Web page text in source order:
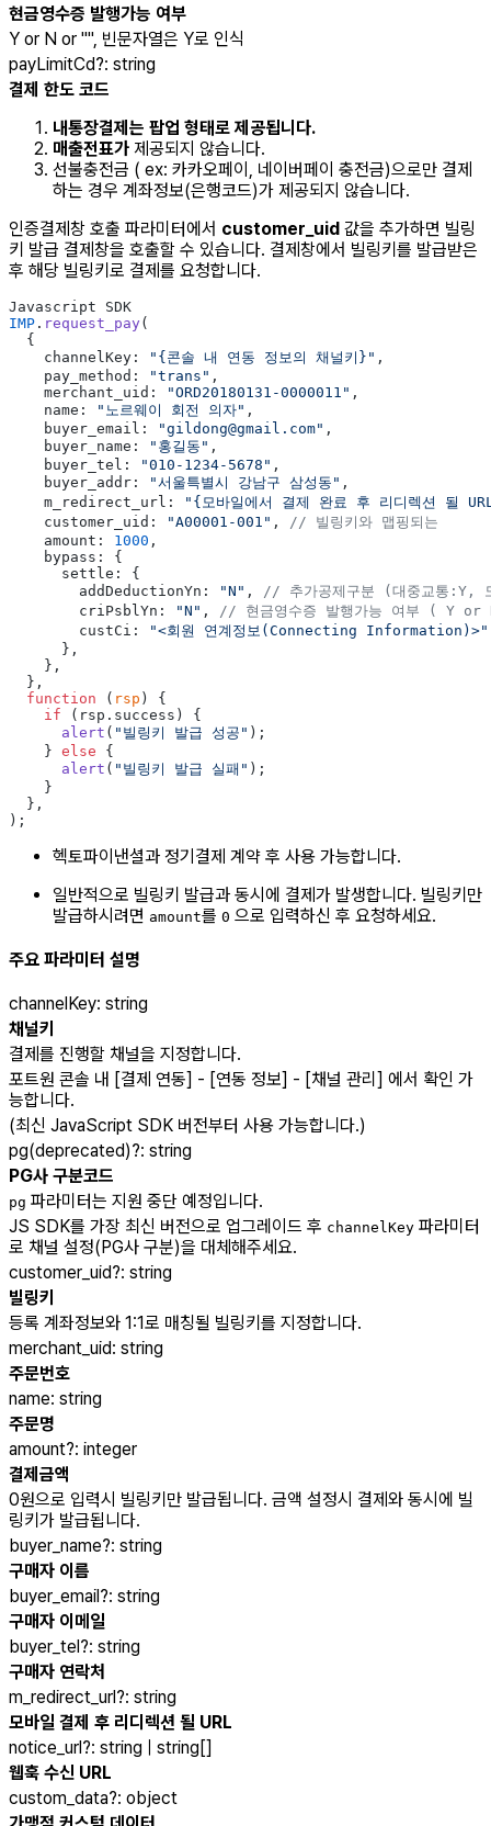
현금영수증 발행가능 여부
Y or N or "", 빈문자열은 Y로 인식
payLimitCd?: string
결제 한도 코드
내통장결제는 팝업 형태로 제공됩니다.
매출전표가 제공되지 않습니다.
선불충전금 ( ex: 카카오페이, 네이버페이 충전금)으로만 결제
하는 경우 계좌정보(은행코드)가 제공되지 않습니다.
인증결제창 호출 파라미터에서 customer_uid 값을 추가하면 빌링
키 발급 결제창을 호출할 수 있습니다. 결제창에서 빌링키를 발급받은
후 해당 빌링키로 결제를 요청합니다.
Javascript SDK
IMP . request_pay(
  {
    channelKey:
"{콘솔 내 연동 정보의 채널키}" ,
    pay_method:
"trans" ,
    merchant_uid:
"ORD20180131-0000011" ,
    name:
"노르웨이 회전 의자" ,
    buyer_email:
"gildong@gmail.com" ,
    buyer_name:
"홍길동" ,
    buyer_tel:
"010-1234-5678" ,
    buyer_addr:
"서울특별시 강남구 삼성동" ,
    m_redirect_url:
"{모바일에서 결제 완료 후 리디렉션 될
    customer_uid:
"A00001-001" ,
// 빌링키와 맵핑되는
    amount:
1000 ,
    bypass: {
      settle: {
        addDeductionYn:
"N" ,
// 추가공제구분 (대중교통:Y,
        criPsblYn:
"N" ,
// 현금영수증 발행가능 여부 ( Y or
        custCi:
"<회원 연계정보(Connecting Information)>"
      },
    },
  },
  function
( rsp ) {
    if
(rsp.success) {
      alert
( "빌링키 발급 성공" );
    }
else {
      alert
( "빌링키 발급 실패" );
    }
  },
);
헥토파이낸셜과 정기결제 계약 후 사용 가능합니다.
일반적으로 빌링키 발급과 동시에 결제가 발생합니다. 빌링키만
발급하시려면 amount를 0 으로 입력하신 후 요청하세요.
주요 파라미터 설명
channelKey: string
채널키
결제를 진행할 채널을 지정합니다.
포트원 콘솔 내 [결제 연동] - [연동 정보] - [채널 관리] 에서 확인 가
능합니다.
(최신 JavaScript SDK 버전부터 사용 가능합니다.)
pg(deprecated)?: string
PG사 구분코드
pg 파라미터는 지원 중단 예정입니다.
JS SDK를 가장 최신 버전으로 업그레이드 후 channelKey 파라미터
로 채널 설정(PG사 구분)을 대체해주세요.
customer_uid?: string
빌링키
등록 계좌정보와 1:1로 매칭될 빌링키를 지정합니다.
merchant_uid: string
주문번호
name: string
주문명
amount?: integer
결제금액
0원으로 입력시 빌링키만 발급됩니다. 금액 설정시 결제와 동시에 빌
링키가 발급됩니다.
buyer_name?: string
구매자 이름
buyer_email?: string
구매자 이메일
buyer_tel?: string
구매자 연락처
m_redirect_url?: string
모바일 결제 후 리디렉션 될 URL
notice_url?: string | string[]
웹훅 수신 URL
custom_data?: object